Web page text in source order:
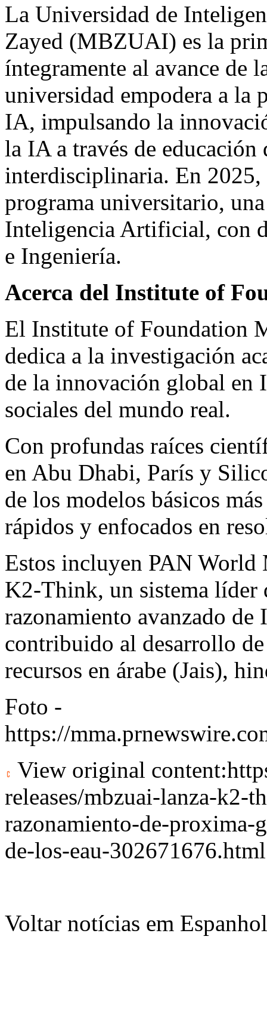
La Universidad de
Zayed (MBZUAI) es la
íntegramente al avance de
universidad empodera a la
IA, impulsando la
la IA a través de
interdisciplinaria. En
programa universitario,
Inteligencia Artificial, con
e Ingeniería.
Acerca del Institute of
El Institute of Foundation
dedica a la investigación
de la innovación global en
sociales del mundo real.
Con profundas raíces
en Abu Dhabi, París y
de los modelos básicos
rápidos y enfocados en
Estos incluyen PAN
K2-Think, un sistema líder
razonamiento avanzado
contribuido al desarrollo
recursos en árabe (Jais),
Foto -
https://
View original content:
releases/mbzuai-lanza-k2-
razonamiento-de-proxima-
de-los-eau-302671676.html
Voltar notícias em Espanhol